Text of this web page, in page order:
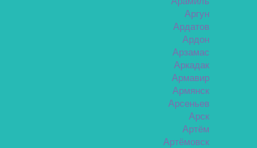
Аргун
Ардатов
Ардон
Арзамас
Аркадак
Армавир
Армянск
Арсеньев
Арск
Артём
Артёмовск